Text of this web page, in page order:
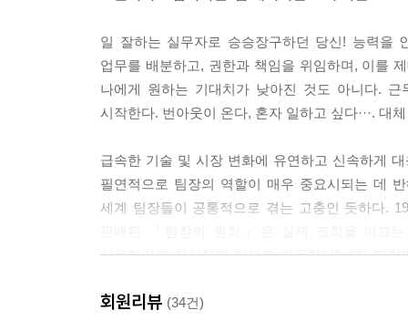
수 있을 것이라고 생각한다. 착각이다. 가장 강한
에 정확한 정보를 제공함으로써 신뢰를 강화시킬
성도 강화된다. 정확한 정보를 제공함으로써 팀원
내릴 수 있는 능력은 권한 부여의 핵심이다.”
“팀원들에게 동기부여가 되는 것들은 크게 다를
하라. 지금 동기를 부여할 수 있는 것이 몇 달 뒤
일 잘하는 실무자로 승승장구하던 당신! 능력을
업무를 배분하고, 권한과 책임을 위임하며, 이를
나에게 원하는 기대치가 낮아진 것도 아니다.
시작한다. 번아웃이 온다, 혼자 일하고 싶다···. 대
급속한 기술 및 시장 변화에 유연하고 신속하게
필연적으로 팀장의 역할이 매우 중요시되는 데
세계 팀장들이 공통적으로 겪는 고충인 듯하다.
실용적이고 현실적인 팁으로 가득하다”, “갓 팀
관리자들의 바이블처럼 읽히는 것일까?
회원리뷰 (34건)